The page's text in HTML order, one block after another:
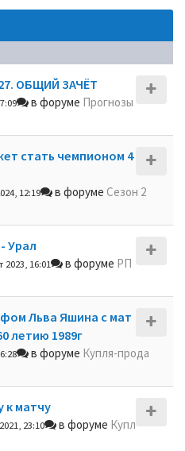
ОБЩИЙ ЗАЧЁТ
в форуме Прогнозы
стать чемпионом 4
12:19 в форуме Сезон 2
Урал
2023, 16:01 в форуме РП
Льва Яшина с мат
летию 1989г
в форуме Купля-прода
к матчу
23:10 в форуме Купл